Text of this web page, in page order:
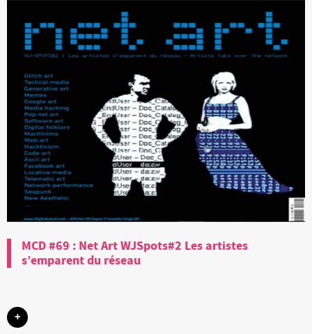
MCD #69 : Net Art WJSpots#2 Les artistes
s’emparent du réseau
+